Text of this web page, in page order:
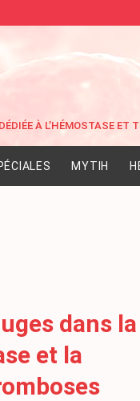
MYTIH
dans la
et la